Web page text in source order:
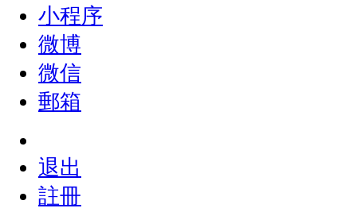
小程序
微博
微信
郵箱
退出
註冊